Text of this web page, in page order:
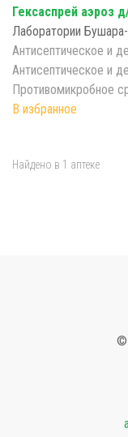
Гексаспрей аэроз
Лаборатории
Антисептическое и
Антисептическое и
Противомикробное
Найдено в 1 аптеке
©